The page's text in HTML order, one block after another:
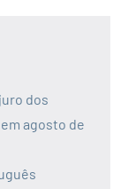
dos
agosto de